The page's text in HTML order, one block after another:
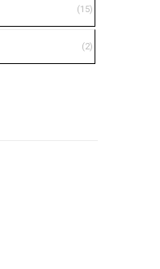
(15)
(2)